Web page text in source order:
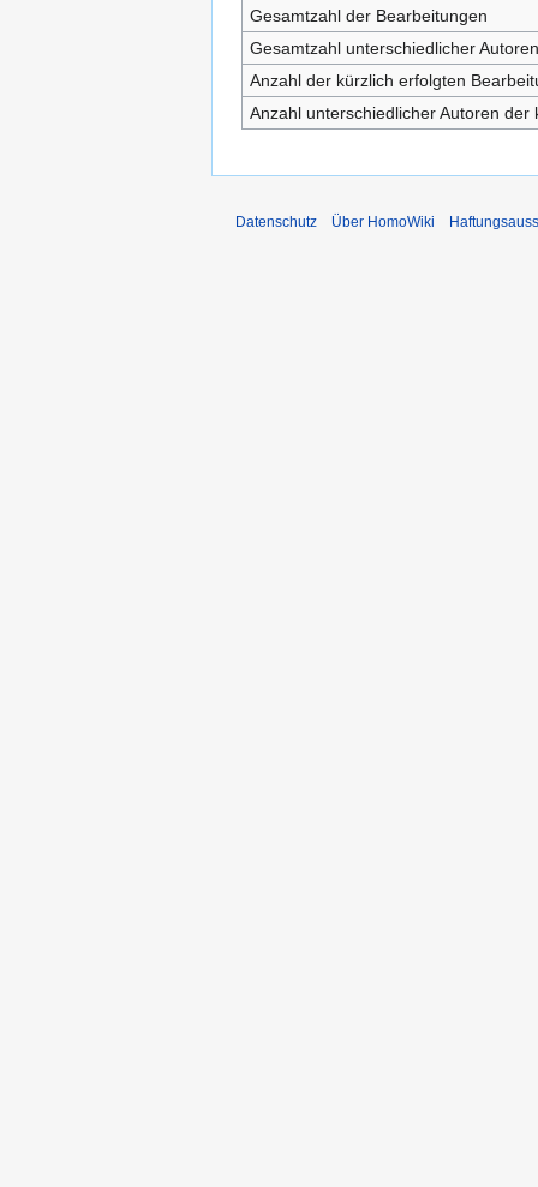
Gesamtzahl der Bearbeitungen
Gesamtzahl unterschiedlicher Autoren
Anzahl der kürzlich erfolgten
Anzahl unterschiedlicher Autoren
Datenschutz Über HomoWiki